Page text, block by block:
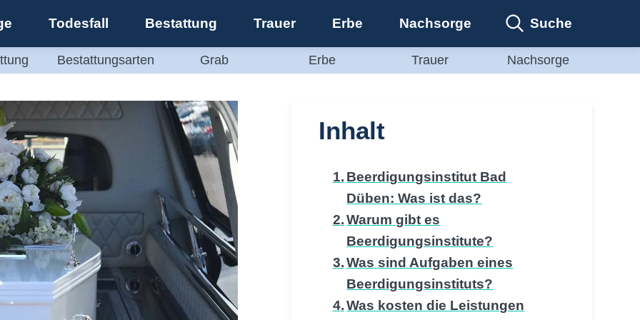
Todesfall Bestattung Trauer Erbe Nachsorge Suche
Bestattungsarten Grab Erbe Trauer Nachsorge
Inhalt
Beerdigungsinstitut Bad
Düben: Was ist das?
Warum gibt es
Beerdigungsinstitute?
Was sind Aufgaben eines
Beerdigungsinstituts?
Was kosten die Leistungen